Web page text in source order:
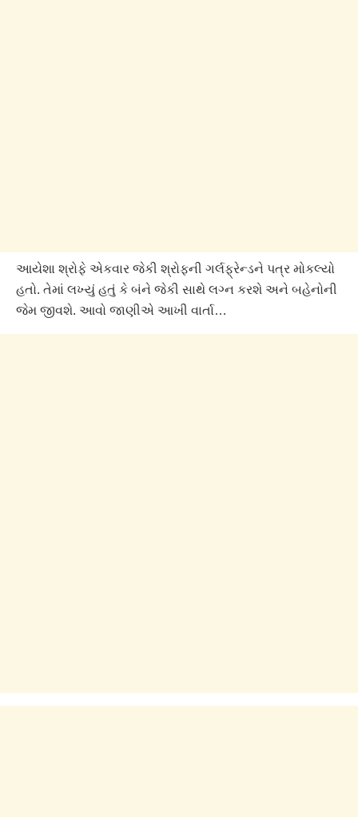
આયેશા શ્રોફે એકવાર જેકી શ્રોફની ગર્લફ્રેન્ડને પત્ર મોકલ્યો
હતો. તેમાં લખ્યું હતું કે બંને જેકી સાથે લગ્ન કરશે અને બહેનોની
જેમ જીવશે. આવો જાણીએ આખી વાર્તા…